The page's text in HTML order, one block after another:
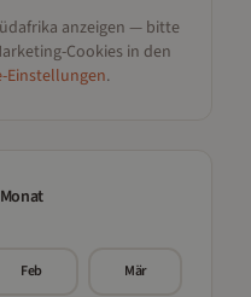
anzeigen — bitte
Cookies in den
Einstellungen.
Feb Mär